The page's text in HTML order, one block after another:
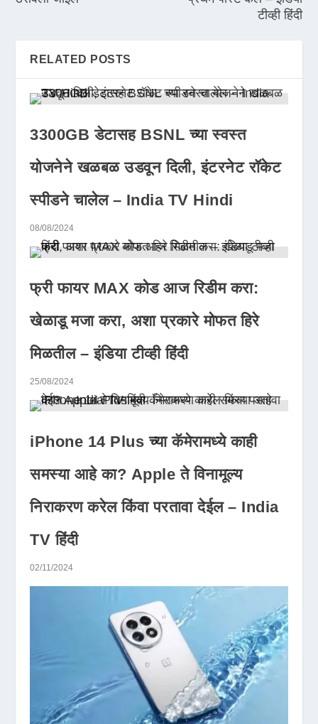
टीव्ही हिंदी
RELATED POSTS
3300GB डेटासह BSNL च्या स्वस्त
योजनेने खळबळ उडवून दिली, इंटरनेट रॉकेट
स्पीडने चालेल – India TV Hindi
08/08/2024
फ्री फायर MAX कोड आज रिडीम करा:
खेळाडू मजा करा, अशा प्रकारे मोफत हिरे
मिळतील – इंडिया टीव्ही हिंदी
25/08/2024
iPhone 14 Plus च्या कॅमेरामध्ये काही
समस्या आहे का? Apple ते विनामूल्य
निराकरण करेल किंवा परतावा देईल – India
TV हिंदी
02/11/2024